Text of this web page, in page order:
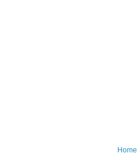
Home